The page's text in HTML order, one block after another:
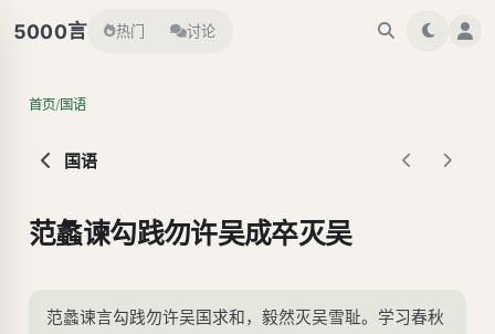
5000言 热门 讨论
首页/国语
国语
范蠡谏勾践勿许吴成卒灭吴
范蠡谏言勾践勿许吴国求和，毅然灭吴雪耻。学习春秋